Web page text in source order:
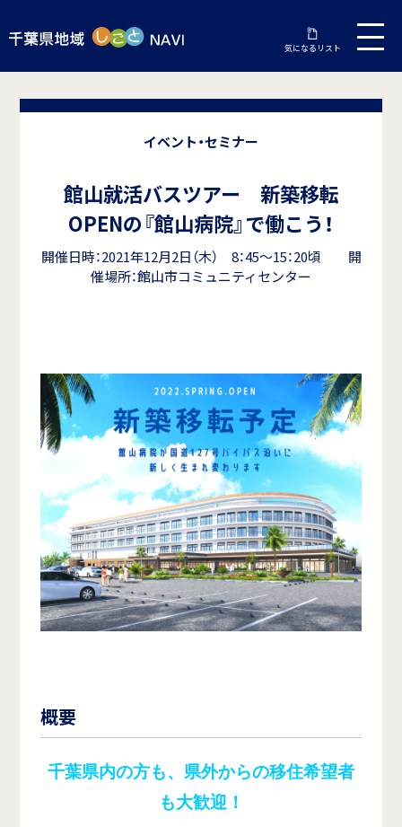
気になるリスト
イベント・セミナー
館山就活バスツアー 新築移転
OPENの『館山病院』で働こう！
開催日時：2021年12月2日（木） 8：45～15：20頃 開
催場所：館山市コミュニティセンター
概要
千葉県内の方も、県外からの移住希望者
も大歓迎！